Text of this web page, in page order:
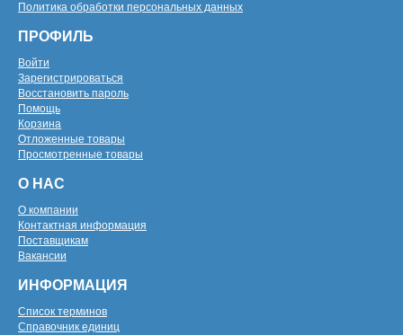
Политика обработки персональных данных
ПРОФИЛЬ
Войти
Зарегистрироваться
Восстановить пароль
Помощь
Корзина
Отложенные товары
Просмотренные товары
О НАС
О компании
Контактная информация
Поставщикам
Вакансии
ИНФОРМАЦИЯ
Список терминов
Справочник единиц